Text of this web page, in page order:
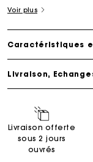
Voir plus
Caractéristiques
Livraison,
Livraison offerte
sous 2 jours
ouvrés